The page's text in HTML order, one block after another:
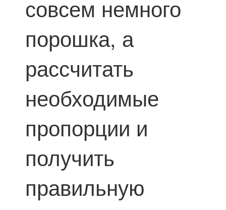
совсем немного
порошка, а
рассчитать
необходимые
пропорции и
получить
правильную